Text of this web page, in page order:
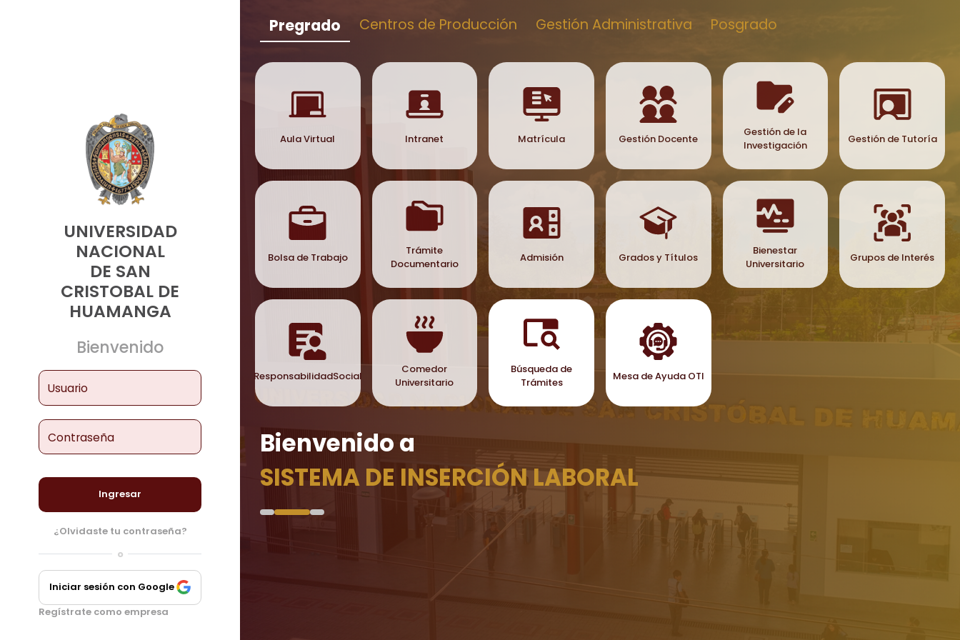
UNIVERSIDAD
NACIONAL
DE SAN
CRISTOBAL DE
HUAMANGA
Bienvenido
Usuario
Contraseña
Ingresar
¿Olvidaste tu contraseña?
o
Iniciar sesión con Google
Regístrate como empresa
Pregrado Centros de Producción Gestión Administrativa Posgrado
Aula Virtual Intranet Matrícula Gestión Docente
Gestión de la
Investigación
Gestión de Tutoría
Bolsa de Trabajo
Trámite
Documentario
Admisión Grados y Títulos
Bienestar
Universitario
Grupos de Interés
ResponsabilidadSocial
Comedor
Universitario
Búsqueda de
Trámites
Mesa de Ayuda OTI
Bienvenido a
SISTEMA DE INSERCIÓN LABORAL